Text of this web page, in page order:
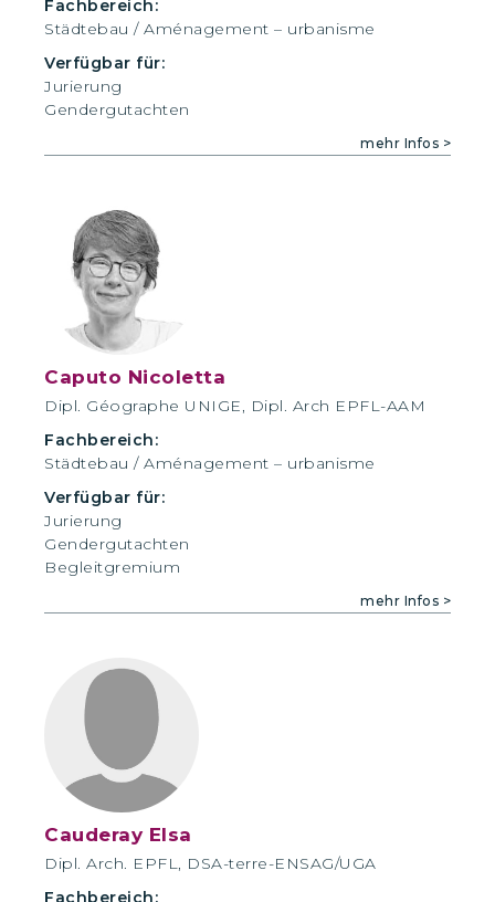
Fachbereich:
Städtebau / Aménagement – urbanisme
Verfügbar für:
Jurierung
Gendergutachten
mehr Infos >
Caputo Nicoletta
Dipl. Géographe UNIGE, Dipl. Arch EPFL-AAM
Fachbereich:
Städtebau / Aménagement – urbanisme
Verfügbar für:
Jurierung
Gendergutachten
Begleitgremium
mehr Infos >
Cauderay Elsa
Dipl. Arch. EPFL, DSA-terre-ENSAG/UGA
Fachbereich: